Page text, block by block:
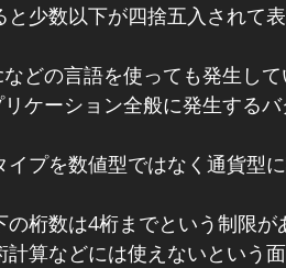
少数以下が四捨五入されて
どの言語を使っても発生して
ケーション全般に発生するバ
プを数値型ではなく通貨型
桁数は4桁までという制限が
算などには使えないという面